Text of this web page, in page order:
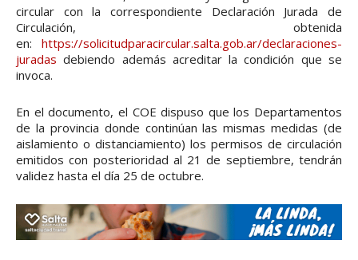
circular con la correspondiente Declaración Jurada de
Circulación, obtenida
en: https://solicitudparacircular.salta.gob.ar/declaraciones-
juradas debiendo además acreditar la condición que se
invoca.
En el documento, el COE dispuso que los Departamentos
de la provincia donde continúan las mismas medidas (de
aislamiento o distanciamiento) los permisos de circulación
emitidos con posterioridad al 21 de septiembre, tendrán
validez hasta el día 25 de octubre.